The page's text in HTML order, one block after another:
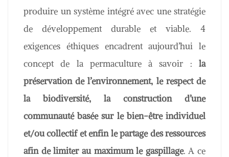
produire un système intégré avec une stratégie
de développement durable et viable. 4
exigences éthiques encadrent aujourd’hui le
concept de la permaculture à savoir : la
préservation de l’environnement, le respect de
la biodiversité, la construction d’une
communauté basée sur le bien-être individuel
et/ou collectif et enfin le partage des ressources
afin de limiter au maximum le gaspillage. A ce